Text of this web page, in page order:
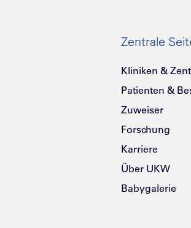
Zentrale
Kliniken &
Patienten &
Zuweiser
Forschung
Karriere
Über UKW
Babygalerie